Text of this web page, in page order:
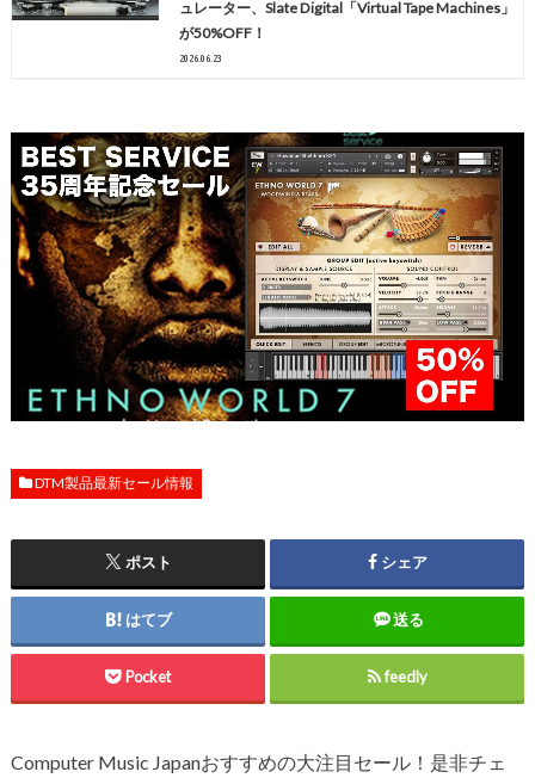
ュレーター、Slate Digital「Virtual Tape Machines」
が50%OFF！
2026.06.23
DTM製品最新セール情報
ポスト シェア
はてブ 送る
Pocket feedly
Computer Music Japanおすすめの大注目セール！是非チェ